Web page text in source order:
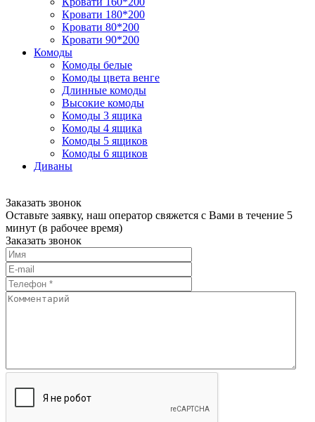
Кровати 180*200
Кровати 80*200
Кровати 90*200
Комоды
Комоды белые
Комоды цвета венге
Длинные комоды
Высокие комоды
Комоды 3 ящика
Комоды 4 ящика
Комоды 5 ящиков
Комоды 6 ящиков
Диваны
Заказать звонок
Оставьте заявку, наш оператор свяжется с Вами в течение 5
минут (в рабочее время)
Заказать звонок